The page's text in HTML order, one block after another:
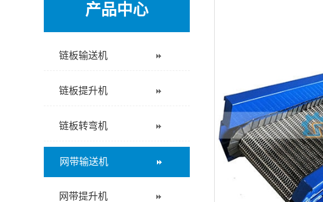
产品中心
链板输送机
链板提升机
链板转弯机
网带输送机
网带提升机